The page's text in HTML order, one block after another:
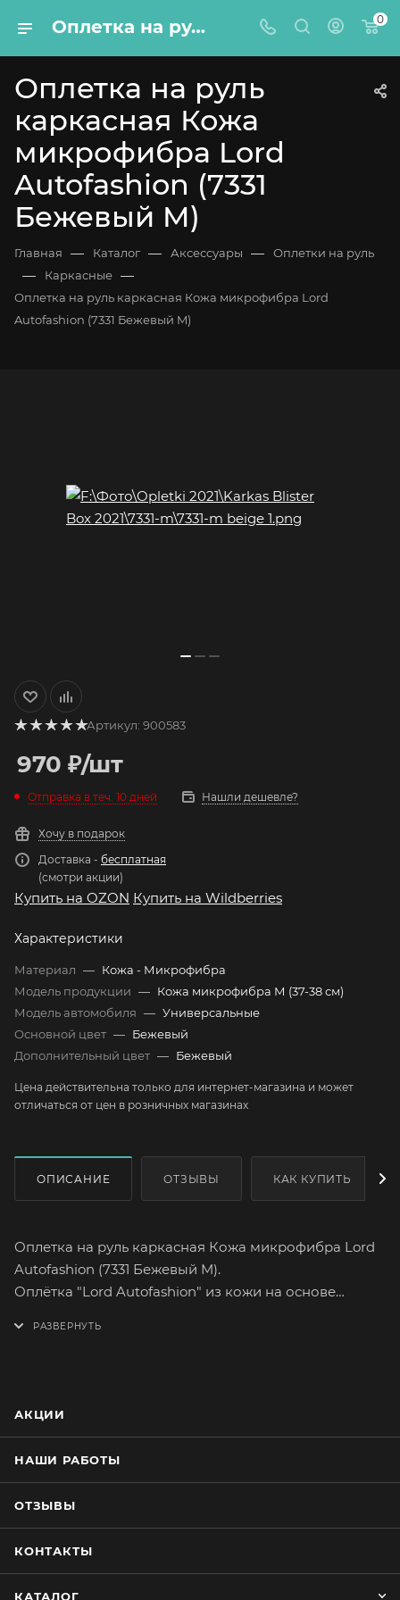
Оплетка на руль каркасная Кожа микрофибра Lord Autofashion (7331 Бежевый M) 0
Оплетка на руль
каркасная Кожа
микрофибра Lord
Autofashion (7331
Бежевый M)
Главная — Каталог — Аксессуары — Оплетки на руль
— Каркасные —
Оплетка на руль каркасная Кожа микрофибра Lord
Autofashion (7331 Бежевый M)
Артикул: 900583
970 ₽/шт
Отправка в теч. 10 дней Нашли дешевле?
Хочу в подарок
Доставка - бесплатная
(смотри акции)
Купить на OZON Купить на Wildberries
Характеристики
Материал — Кожа - Микрофибра
Модель продукции — Кожа микрофибра М (37-38 см)
Модель автомобиля — Универсальные
Основной цвет — Бежевый
Дополнительный цвет — Бежевый
Цена действительна только для интернет-магазина и может
отличаться от цен в розничных магазинах
ОПИСАНИЕ ОТЗЫВЫ КАК КУПИТЬ
Оплетка на руль каркасная Кожа микрофибра Lord
Autofashion (7331 Бежевый M).
Оплётка "Lord Autofashion" из кожи на основе
оригинального материала руля.
форму. Форму оплётки, на протяжении всего срока
каркас, который предотвращает её
Простейшая установка не займёт много времени.
АКЦИИ
НАШИ РАБОТЫ
ОТЗЫВЫ
КОНТАКТЫ
КАТАЛОГ